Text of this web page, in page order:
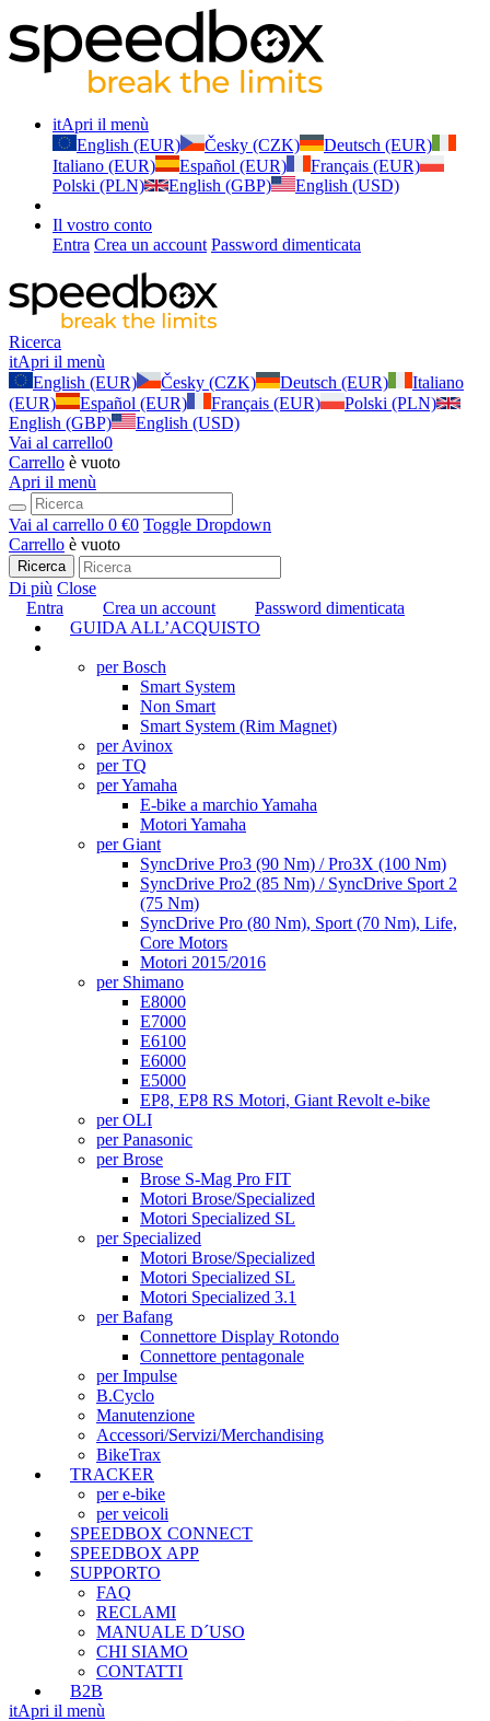
itApri il menù
English (EUR)
Česky (CZK)
Deutsch (EUR)
Italiano (EUR)
Español (EUR)
Français (EUR)
Polski (PLN)
English (GBP) English (USD)
Il vostro conto
Entra Crea un account Password dimenticata
Ricerca
itApri il menù
English (EUR)
Česky (CZK) Deutsch (EUR)
Italiano
(EUR)
Español (EUR) Français (EUR)
Polski (PLN)
English (GBP)
English (USD)
Vai al carrello0
Carrello è vuoto
Apri il menù
Vai al carrello 0 €0 Toggle Dropdown
Carrello è vuoto
Ricerca
Di più Close
Entra
Crea un account
Password dimenticata
GUIDA ALL’ACQUISTO
per Bosch
Smart System
Non Smart
Smart System (Rim Magnet)
per Avinox
per TQ
per Yamaha
E-bike a marchio Yamaha
Motori Yamaha
per Giant
SyncDrive Pro3 (90 Nm) / Pro3X (100 Nm)
SyncDrive Pro2 (85 Nm) / SyncDrive Sport 2
(75 Nm)
SyncDrive Pro (80 Nm), Sport (70 Nm), Life,
Core Motors
Motori 2015/2016
per Shimano
E8000
E7000
E6100
E6000
E5000
EP8, EP8 RS Motori, Giant Revolt e-bike
per OLI
per Panasonic
per Brose
Brose S-Mag Pro FIT
Motori Brose/Specialized
Motori Specialized SL
per Specialized
Motori Brose/Specialized
Motori Specialized SL
Motori Specialized 3.1
per Bafang
Connettore Display Rotondo
Connettore pentagonale
per Impulse
B.Cyclo
Manutenzione
Accessori/Servizi/Merchandising
BikeTrax
TRACKER
per e-bike
per veicoli
SPEEDBOX CONNECT
SPEEDBOX APP
SUPPORTO
FAQ
RECLAMI
MANUALE D´USO
CHI SIAMO
CONTATTI
B2B
itApri il menù